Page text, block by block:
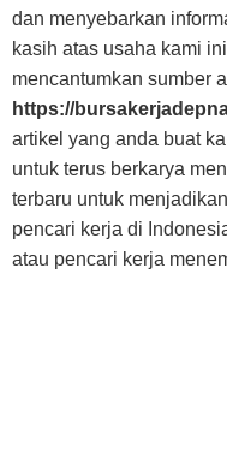
dan menyebarkan
kasih atas usaha kami
mencantumkan sumber
https://
artikel yang anda buat
untuk terus berkarya
terbaru untuk
pencari kerja di
atau pencari kerja